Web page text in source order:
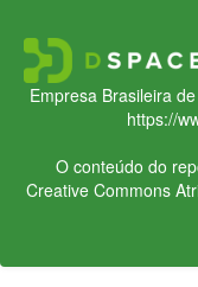
Empresa Brasileira
https://
O conteúdo do
Creative Commons